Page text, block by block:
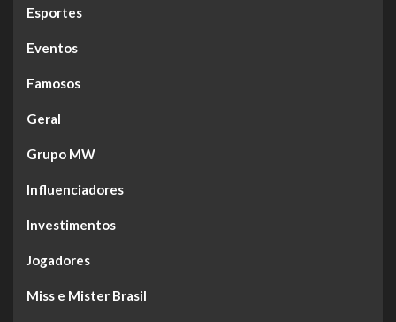
Esportes
Eventos
Famosos
Geral
Grupo MW
Influenciadores
Investimentos
Jogadores
Miss e Mister Brasil